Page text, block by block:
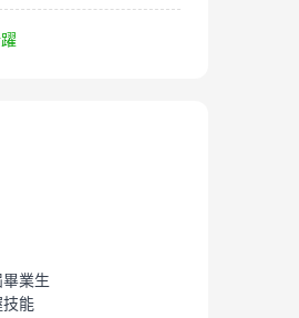
業生
能